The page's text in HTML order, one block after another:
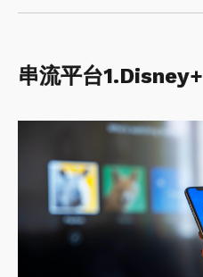
串流平台1.Disney+